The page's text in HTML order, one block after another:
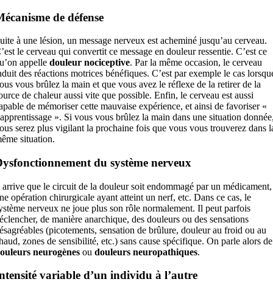
de défense
à une lésion, un message nerveux est acheminé jusqu’au cerveau.
le cerveau qui convertit ce message en douleur ressentie. C’est ce
appelle douleur nociceptive. Par la même occasion, le cerveau
des réactions motrices bénéfiques. C’est par exemple le cas
vous brûlez la main et que vous avez le réflexe de la retirer de la
de chaleur aussi vite que possible. Enfin, le cerveau est aussi
de mémoriser cette mauvaise expérience, et ainsi de favoriser «
». Si vous vous brûlez la main dans une situation
serez plus vigilant la prochaine fois que vous vous trouverez dans
situation.
du système nerveux
que le circuit de la douleur soit endommagé par un médicament,
opération chirurgicale ayant atteint un nerf, etc. Dans ce cas, le
nerveux ne joue plus son rôle normalement. Il peut parfois
de manière anarchique, des douleurs ou des sensations
(picotements, sensation de brûlure, douleur au froid ou au
zones de sensibilité, etc.) sans cause spécifique. On parle alors de
neurogènesou douleurs neuropathiques.
variable d’un individu à l’autre